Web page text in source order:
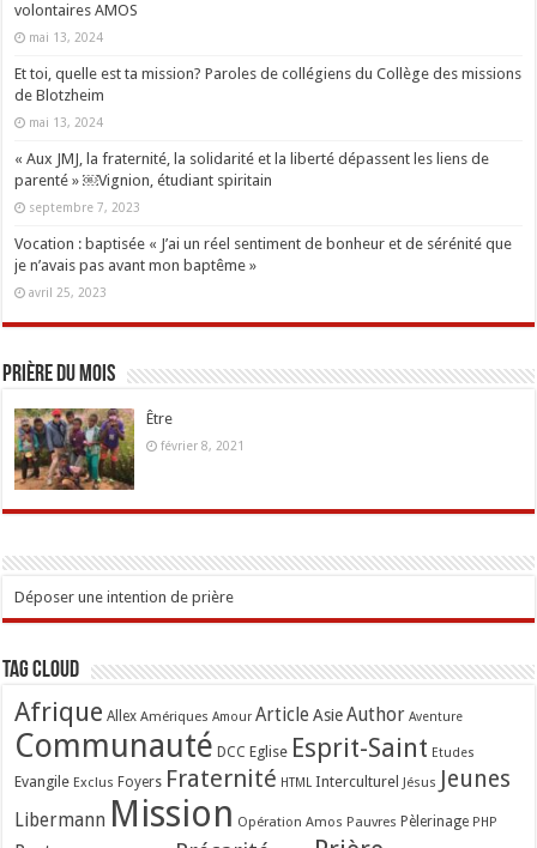
volontaires AMOS
mai 13, 2024
Et toi, quelle est ta mission? Paroles de collégiens du Collège des missions
de Blotzheim
mai 13, 2024
« Aux JMJ, la fraternité, la solidarité et la liberté dépassent les liens de
parenté » ￼Vignion, étudiant spiritain
septembre 7, 2023
Vocation : baptisée « J’ai un réel sentiment de bonheur et de sérénité que
je n’avais pas avant mon baptême »
avril 25, 2023
Prière du mois
Être
février 8, 2021
Déposer une intention de prière
Tag Cloud
Afrique Allex Amériques Amour Article Asie Author Aventure
Communauté DCC Eglise Esprit-Saint Etudes
Evangile Exclus Foyers Fraternité HTML Interculturel Jésus Jeunes
Libermann Mission Opération Amos Pauvres Pèlerinage PHP